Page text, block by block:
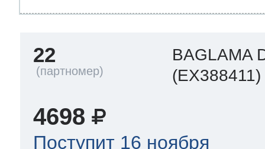
22
BAGLAMA
(EX388411)
4698
Поступит 16 ноября